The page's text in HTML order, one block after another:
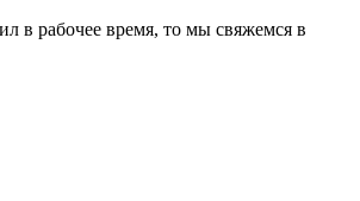
в рабочее время, то мы свяжемся в